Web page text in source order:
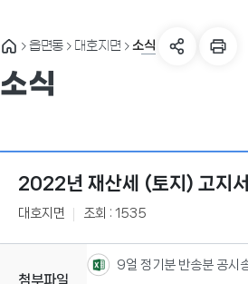
읍면동 대호지면 소식
소식
2022년 재산세 (토지) 고지
대호지면 조회 : 1535
첨부파일
9얼 정기분 반송분 공시